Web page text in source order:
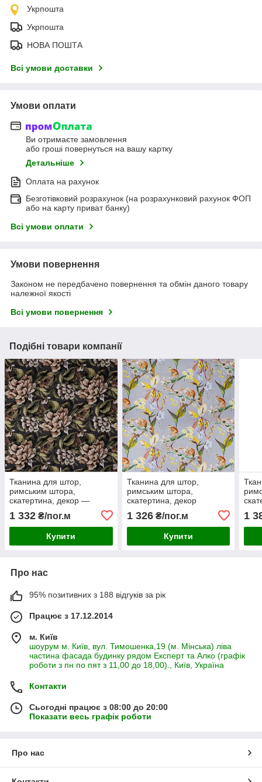
Укрпошта
Укрпошта
НОВА ПОШТА
Всі умови доставки
Умови оплати
Ви отримаєте замовлення
або гроші повернуться на вашу картку
Детальніше
Оплата на рахунок
Безготівковий розрахунок (на розрахунковий рахунок ФОП
або на карту приват банку)
Всі умови оплати
Умови повернення
Законом не передбачено повернення та обмін даного товару
належної якості
Всі умови повернення
Подібні товари компанії
Тканина для штор,
римським штора,
скатертина, декор —
сірий фон доставка
1 332 ₴/пог.м
Купити
Тканина для штор,
римським штора,
скатертина, декор
сірому тлі
1 326₴/пог.м
Купити
1
Про нас
95% позитивних з 188 відгуків за рік
Працює з 17.12.2014
м. Київ
шоурум м. Київ, вул. Тимошенка,19 (м. Мінська) ліва
частина фасада будинку рядом Експерт та Алко (графік
роботи з пн по пят з 11,00 до 18,00)., Київ, Україна
Контакти
Сьогодні працює з 08:00 до 20:00
Показати весь графік роботи
Про нас